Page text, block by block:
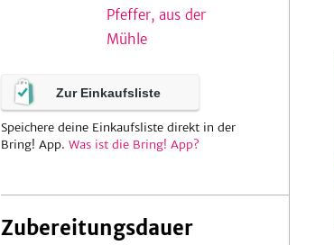
Pfeffer, aus der
Mühle
Zur Einkaufsliste
Speichere deine Einkaufsliste direkt in der
Bring! App. Was ist die Bring! App?
Zubereitungsdauer